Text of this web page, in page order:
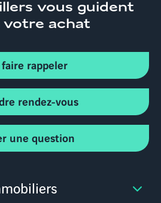
vous guident
votre achat
faire rappeler
rendez-vous
une question